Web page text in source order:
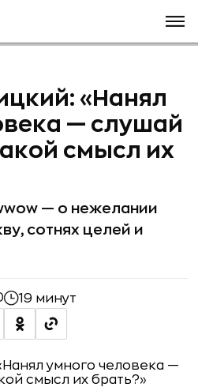
«Нанял
— слушай
смысл их
— о нежелании
сотнях целей и
19 минут